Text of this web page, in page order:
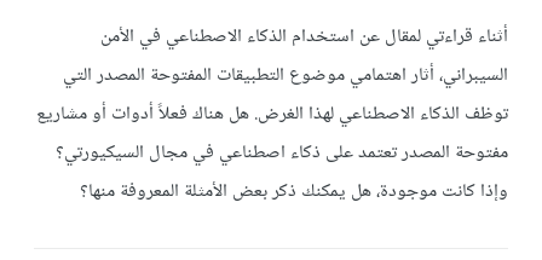
أثناء قراءتي لمقال عن استخدام الذكاء الاصطناعي في الأمن
السيبراني، أثار اهتمامي موضوع التطبيقات المفتوحة المصدر التي
توظف الذكاء الاصطناعي لهذا الغرض. هل هناك فعلاً أدوات أو مشاريع
مفتوحة المصدر تعتمد على ذكاء اصطناعي في مجال السيكيورتي؟
وإذا كانت موجودة، هل يمكنك ذكر بعض الأمثلة المعروفة منها؟